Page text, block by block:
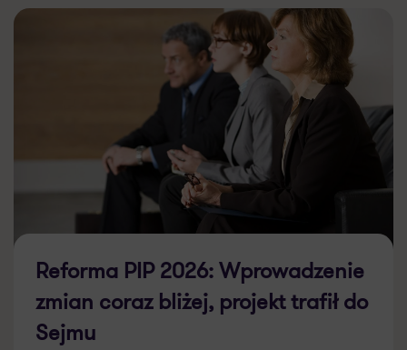
Reforma PIP 2026: Wprowadzenie
zmian coraz bliżej, projekt trafił do
Sejmu